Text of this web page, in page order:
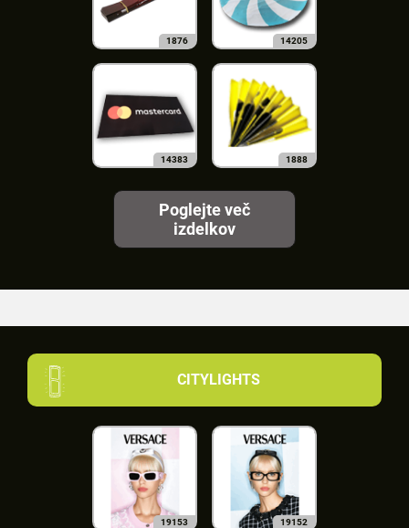
1876 14205
14383 1888
Poglejte več
izdelkov
CITYLIGHTS
19153 19152